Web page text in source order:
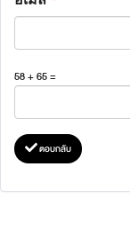
58 + 65 =
ตอบกลับ